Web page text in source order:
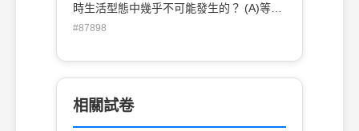
時生活型態中幾乎不可能發生的？ (A)等長
收縮(B)等張收縮(C)等力收縮(D)向心收縮
#87898
相關試卷